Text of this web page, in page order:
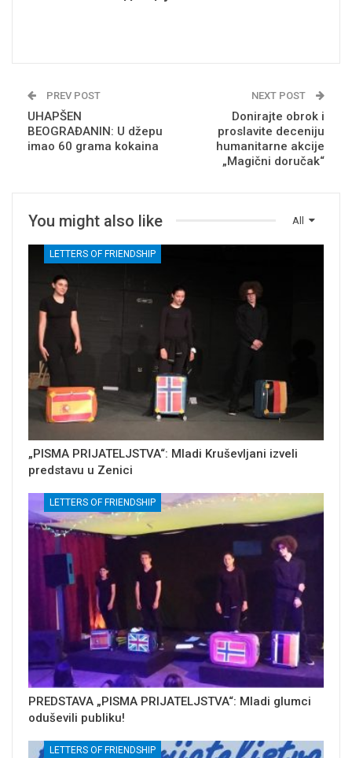
PREV POST
UHAPŠEN
BEOGRAĐANIN: U džepu
imao 60 grama kokaina
NEXT POST
Donirajte obrok i
proslavite deceniju
humanitarne akcije
„Magični doručak“
All
You might also like
LETTERS OF FRIENDSHIP
„PISMA PRIJATELJSTVA“: Mladi Kruševljani izveli
predstavu u Zenici
LETTERS OF FRIENDSHIP
PREDSTAVA „PISMA PRIJATELJSTVA“: Mladi glumci
oduševili publiku!
LETTERS OF FRIENDSHIP